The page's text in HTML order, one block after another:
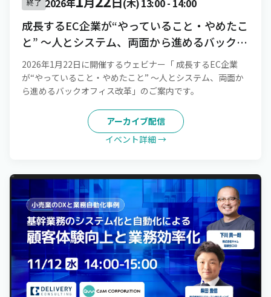
2026年 (木)13:00- 14:00
成長するEC企業が“やっていること・やめたこ
と” 〜人とシステム、両面から進めるバックオ
フィス改革
2026年1月22日に開催するウェビナー「 成長するEC企業
が“やっていること・やめたこと” 〜人とシステム、両面か
ら進めるバックオフィス改革」のご案内です。
アーカイブ配信
イベント詳細 →